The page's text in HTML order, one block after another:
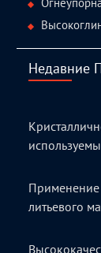
Недавние
Применение
литьевого